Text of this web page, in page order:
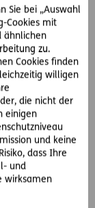
Sie bei „Auswahl
Cookies mit
ähnlichen
zu.
Cookies finden
willigen
die nicht der
einigen
und keine
dass Ihre
und
wirksamen
sie an einem
gebucht.
der
Frau X
die
ab.
auf die